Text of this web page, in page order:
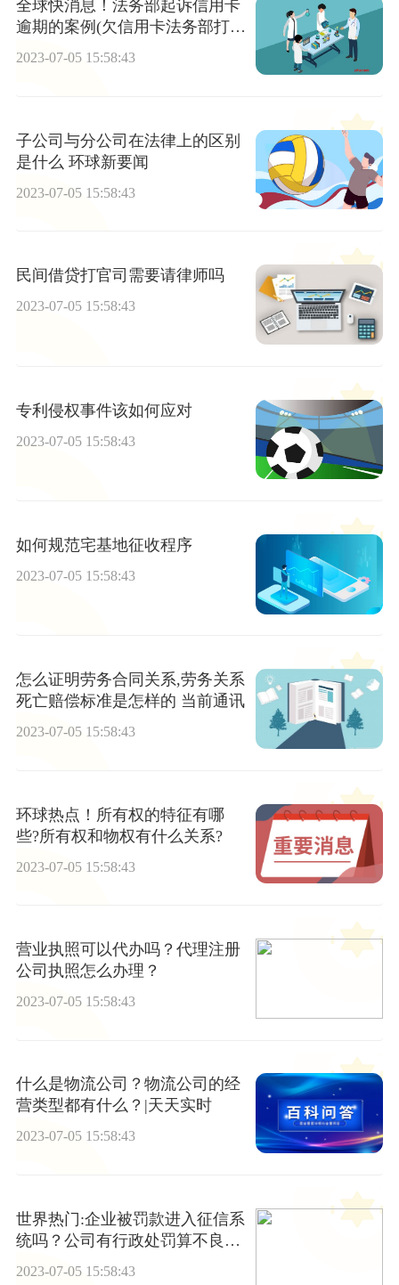
全球快消息！法务部起诉信用卡
逾期的案例(欠信用卡法务部打电
话)
2023-07-05 15:58:43
子公司与分公司在法律上的区别
是什么 环球新要闻
2023-07-05 15:58:43
民间借贷打官司需要请律师吗
2023-07-05 15:58:43
专利侵权事件该如何应对
2023-07-05 15:58:43
如何规范宅基地征收程序
2023-07-05 15:58:43
怎么证明劳务合同关系,劳务关系
死亡赔偿标准是怎样的 当前通讯
2023-07-05 15:58:43
环球热点！所有权的特征有哪
些?所有权和物权有什么关系?
2023-07-05 15:58:43
营业执照可以代办吗？代理注册
公司执照怎么办理？
2023-07-05 15:58:43
什么是物流公司？物流公司的经
营类型都有什么？|天天实时
2023-07-05 15:58:43
世界热门:企业被罚款进入征信系
统吗？公司有行政处罚算不良记
2023-07-05 15:58:43